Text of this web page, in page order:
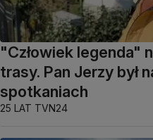
"Człowiek legenda"
trasy. Pan Jerzy był
spotkaniach
25 LAT TVN24